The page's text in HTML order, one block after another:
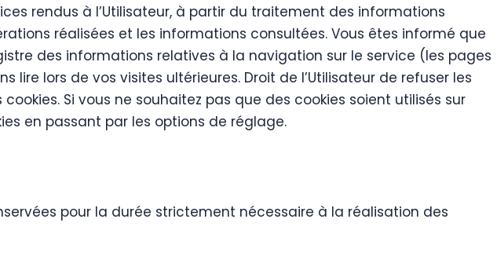
rendus à l’Utilisateur, à partir du traitement des informations
réalisées et les informations consultées. Vous êtes informé que
des informations relatives à la navigation sur le service (les pages
lors de vos visites ultérieures. Droit de l’Utilisateur de refuser les
Si vous ne souhaitez pas que des cookies soient utilisés sur
en passant par les options de réglage.
pour la durée strictement nécessaire à la réalisation des